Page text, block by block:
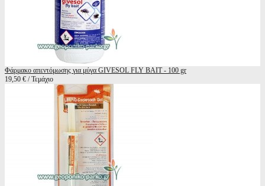
Φάρμακο απεντόμωσης για μύγα GIVESOL FLY BAIT - 100 gr
19,50 € / Τεμάχιο